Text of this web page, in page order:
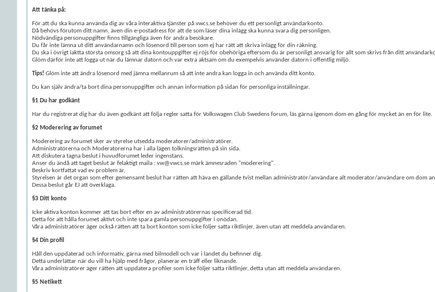
Att tänka på:
För att du ska kunna använda dig av våra interaktiva tjänster på vwcs.se behöver du ett personligt användarkonto.
Då behövs förutom ditt namn, även din e-postadress för att de som läser dina inlägg ska kunna svara dig personligen.
Nödvändiga personuppgifter finns tillgängliga även för andra besökare.
Du får inte lämna ut ditt användarnamn och lösenord till person som ej har rätt att skriva inlägg för din räkning.
Du ska i övrigt iaktta största omsorg så att dina kontouppgifter ej röjs för obehöriga eftersom du är personligt ansvarig för allt som skrivs från ditt
Glöm därför inte att logga ut när du lämnar datorn och var extra aktsam om du exempelvis använder datorn i offentlig miljö.
Tips! Glöm inte att ändra lösenord med jämna mellanrum så att inte andra kan logga in och använda ditt konto.
Du kan själv ändra/ta bort dina personuppgifter och annan information på sidan för personliga inställningar.
§1 Du har godkänt
Har du registrerat dig har du även godkänt att följa regler satta för Volkswagen Club Swedens forum, läs gärna igenom dom en gång för mycket än en för lite.
§2 Moderering av forumet
Moderering av forumet sker av styrelse utsedda moderatorer/administratörer.
Administratörerna och Moderatorerna har i alla lägen tolkningsrätten på sin sida.
Att diskutera tagna beslut i huvudforumet leder ingenstans.
Anser du ändå att taget beslut är felaktigt maila : vw@vwcs.se märk ämnesraden "moderering".
Beskriv kortfattat vad ev problem är,
Styrelsen är det organ som efter gemensamt beslut har rätten att häva en gällande tvist mellan administratör/användare alt moderator/användare om dom
Dessa beslut går EJ att överklaga.
§3 Ditt konto
Icke aktiva konton kommer att tas bort efter en av administratörernas specificerad tid.
Detta för att hålla forumet aktivt och inte spara gamla personuppgifter i onödan.
Våra administratörer äger också rätten att ta bort konton som icke följer satta riktlinjer, även utan att meddela användaren.
§4 Din profil
Håll den uppdaterad och informativ, gärna med bilmodell och var i landet du befinner dig.
Detta underlättar när du vill ha hjälp med frågor, planerar en träff eller liknande.
Våra administratörer äger rätten att uppdatera profiler som icke följer satta riktlinjer, detta utan att meddela användaren.
§5 Netikett